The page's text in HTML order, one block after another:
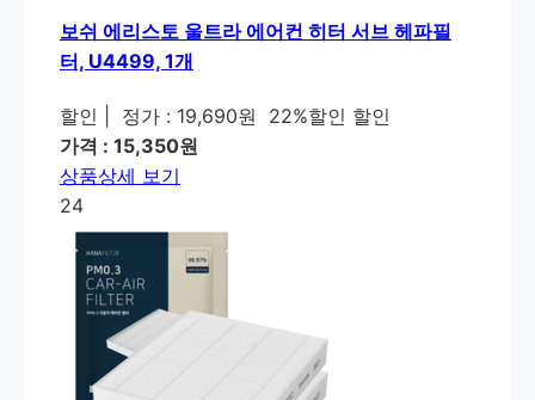
보쉬 에리스토 울트라 에어컨 히터 서브 헤파필
터, U4499, 1개
할인 정가 : 19,690원
22%할인 할인
가격 : 15,350원
상품상세 보기
24